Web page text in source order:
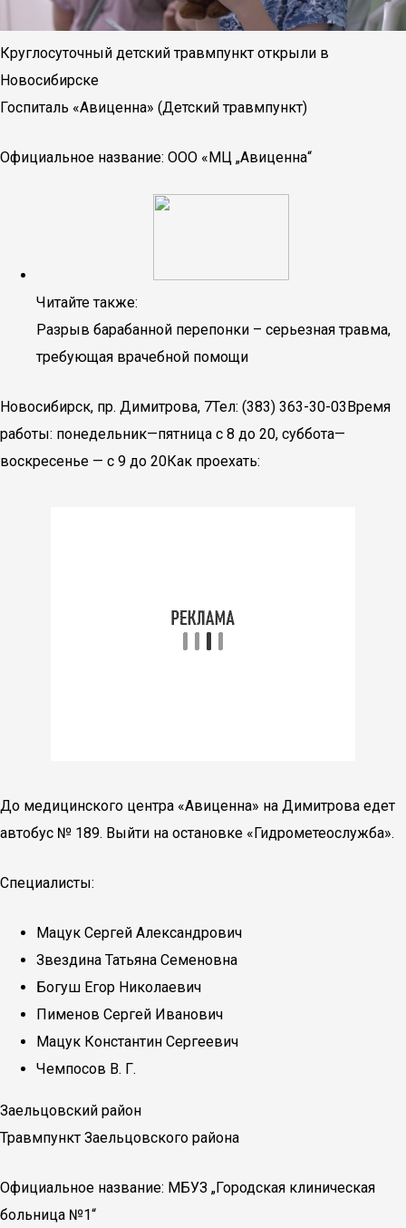
Круглосуточный детский травмпункт открыли в
Новосибирске
Госпиталь «Авиценна» (Детский травмпункт)
Официальное название: ООО «МЦ „Авиценна“
Читайте также:
Разрыв барабанной перепонки – серьезная травма,
требующая врачебной помощи
Новосибирск, пр. Димитрова, 7Тел: (383) 363-30-03Время
работы: понедельник—пятница с 8 до 20, суббота—
воскресенье — с 9 до 20Как проехать:
До медицинского центра «Авиценна» на Димитрова едет
автобус № 189. Выйти на остановке «Гидрометеослужба».
Специалисты:
Мацук Сергей Александрович
Звездина Татьяна Семеновна
Богуш Егор Николаевич
Пименов Сергей Иванович
Мацук Константин Сергеевич
Чемпосов В. Г.
Заельцовский район
Травмпункт Заельцовского района
Официальное название: МБУЗ „Городская клиническая
больница №1“